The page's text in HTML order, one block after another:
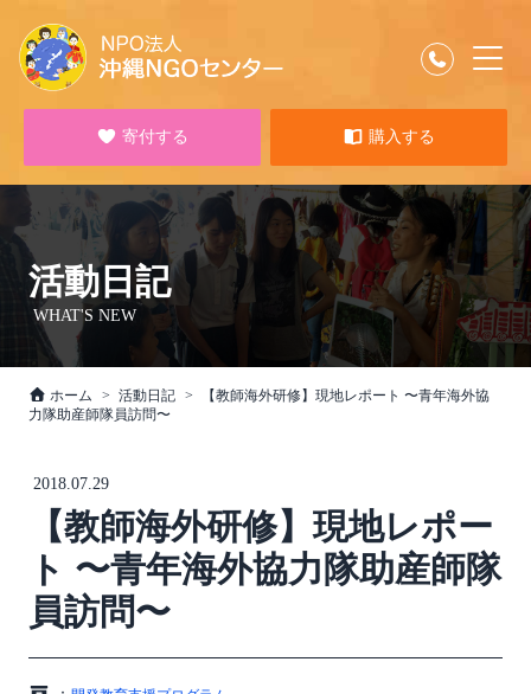
寄付する 購入する
活動日記
WHAT'S NEW
ホーム 活動日記
【教師海外研修】現地レポート 〜青年海外協
力隊助産師隊員訪問〜
2018.07.29
【教師海外研修】現地レポー
ト 〜青年海外協力隊助産師隊
員訪問〜